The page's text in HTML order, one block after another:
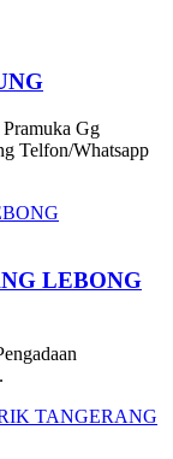
Gg
Telfon/Whatsapp
LEBONG